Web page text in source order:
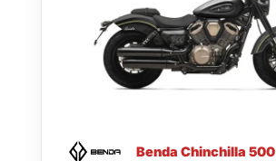
Benda Chinchilla 500